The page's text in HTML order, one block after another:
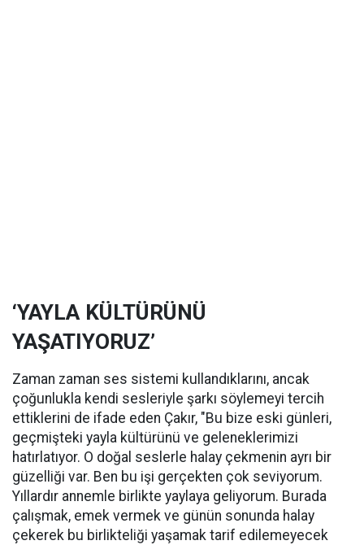
‘YAYLA KÜLTÜRÜNÜ
YAŞATIYORUZ’
Zaman zaman ses sistemi kullandıklarını, ancak
çoğunlukla kendi sesleriyle şarkı söylemeyi tercih
ettiklerini de ifade eden Çakır, "Bu bize eski günleri,
geçmişteki yayla kültürünü ve geleneklerimizi
hatırlatıyor. O doğal seslerle halay çekmenin ayrı bir
güzelliği var. Ben bu işi gerçekten çok seviyorum.
Yıllardır annemle birlikte yaylaya geliyorum. Burada
çalışmak, emek vermek ve günün sonunda halay
çekerek bu birlikteliği yaşamak tarif edilemeyecek